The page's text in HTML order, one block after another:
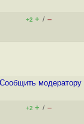
+2 + / –
Cообщить модератору
+2 + / –